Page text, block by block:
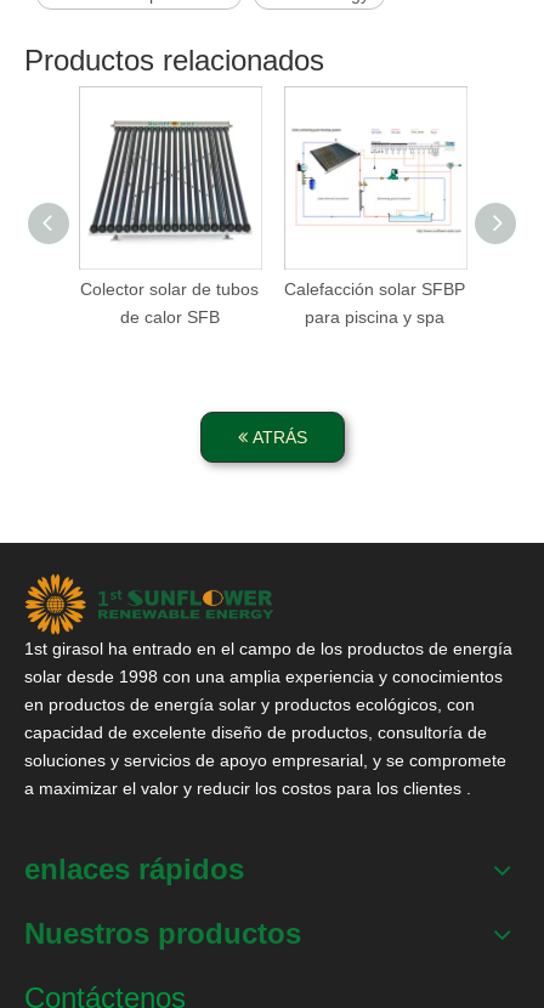
Productos relacionados
Colector solar de tubos
de calor SFB
Calefacción solar SFBP
para piscina y spa
ATRÁS
1st girasol ha entrado en el campo de los productos de energía
solar desde 1998 con una amplia experiencia y conocimientos
en productos de energía solar y productos ecológicos, con
capacidad de excelente diseño de productos, consultoría de
soluciones y servicios de apoyo empresarial, y se compromete
a maximizar el valor y reducir los costos para los clientes .
enlaces rápidos
Nuestros productos
Contáctenos